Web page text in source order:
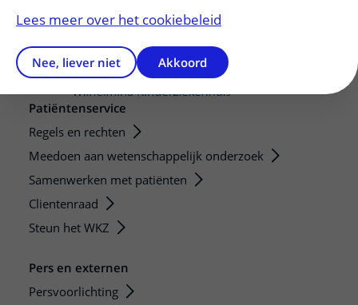
Patiëntenservice
Regels en rechten
Meedoen aan wetenschappelijk onderzoek
Samenwerken met patiënten
Clientenraad
Steun het WKZ
Pers en externen
Persvoorlichting
Lees meer over het cookiebeleid
Nee, liever niet Akkoord